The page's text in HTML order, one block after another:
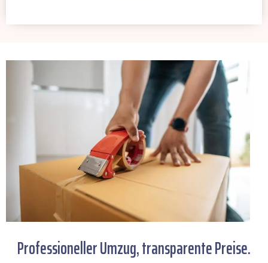
Professioneller Umzug, transparente Preise.